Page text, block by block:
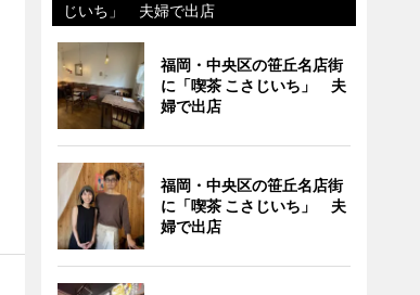
じいち」 夫婦で出店
福岡・中央区の笹丘名店街
に「喫茶 こさじいち」 夫
婦で出店
福岡・中央区の笹丘名店街
に「喫茶 こさじいち」 夫
婦で出店